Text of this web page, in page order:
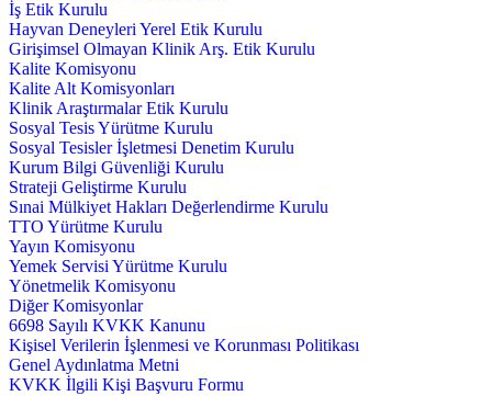
İş Etik Kurulu
Hayvan Deneyleri Yerel Etik Kurulu
Girişimsel Olmayan Klinik Arş. Etik Kurulu
Kalite Komisyonu
Kalite Alt Komisyonları
Klinik Araştırmalar Etik Kurulu
Sosyal Tesis Yürütme Kurulu
Sosyal Tesisler İşletmesi Denetim Kurulu
Kurum Bilgi Güvenliği Kurulu
Strateji Geliştirme Kurulu
Sınai Mülkiyet Hakları Değerlendirme Kurulu
TTO Yürütme Kurulu
Yayın Komisyonu
Yemek Servisi Yürütme Kurulu
Yönetmelik Komisyonu
Diğer Komisyonlar
6698 Sayılı KVKK Kanunu
Kişisel Verilerin İşlenmesi ve Korunması Politikası
Genel Aydınlatma Metni
KVKK İlgili Kişi Başvuru Formu